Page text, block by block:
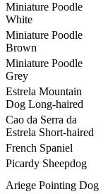
Miniature Poodle
White
Miniature Poodle
Brown
Miniature Poodle
Grey
Estrela Mountain
Dog Long-haired
Cao da Serra da
Estrela Short-haired
French Spaniel
Picardy Sheepdog
Ariege Pointing Dog